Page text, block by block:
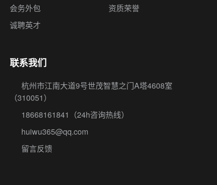
会务外包
资质荣誉
诚聘英才
联系我们
杭州市江南大道9号世茂智慧之门A塔4608室
（310051）
18668161841
（24h咨询热线）
huiwu365@qq.com
留言反馈